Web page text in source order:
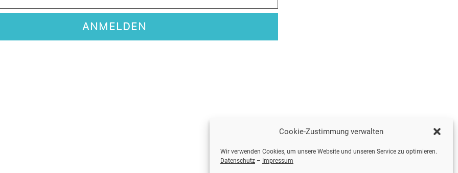
Cookie-Zustimmung verwalten
Wir verwenden Cookies, um unsere Website und unseren Service zu optimieren.
Datenschutz – Impressum